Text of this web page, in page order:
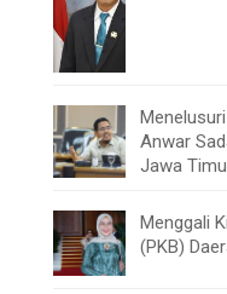
Anwar
Jawa
Menggali
(PKB)